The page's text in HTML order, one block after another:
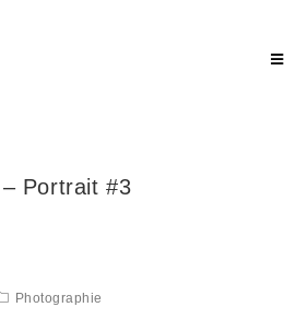
Portrait #3
Photographie